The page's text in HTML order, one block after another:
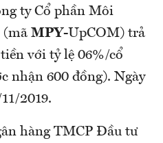
ty Cổ phần Môi
(mã MPY-UpCOM) trả
với tỷ lệ 06%/cổ
nhận 600 đồng). Ngày
2019.
hàng TMCP Đầu tư